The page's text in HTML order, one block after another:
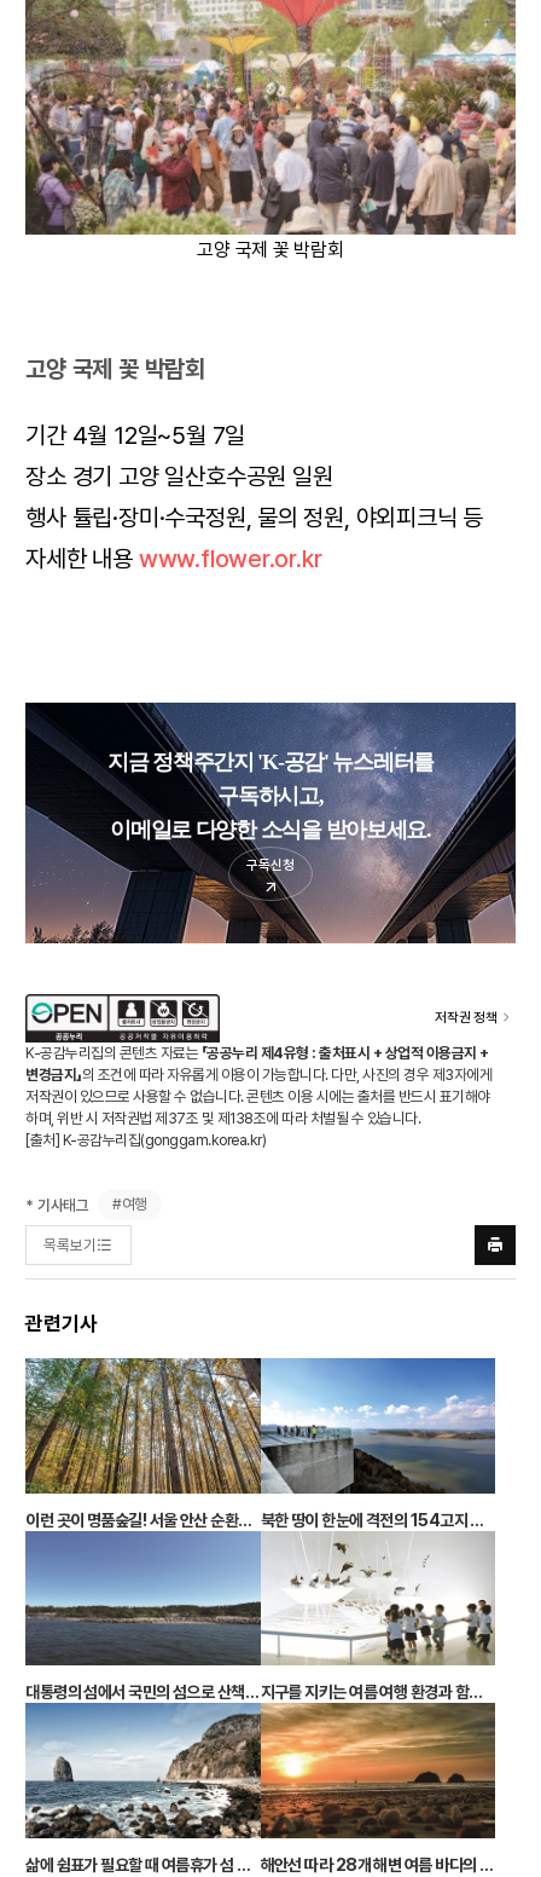
고양 국제 꽃 박람회
고양 국제 꽃 박람회
기간 4월 12일~5월 7일
장소 경기 고양 일산호수공원 일원
행사 튤립·장미·수국정원, 물의 정원, 야외피크닉 등
자세한 내용 www.flower.or.kr
지금 정책주간지 'K-공감' 뉴스레터를
구독하시고,
이메일로 다양한 소식을 받아보세요.
구독신청
저작권 정책
K-공감누리집의 콘텐츠 자료는 「공공누리 제4유형 : 출처표시 + 상업적 이용금지 +
변경금지」의 조건에 따라 자유롭게 이용이 가능합니다. 다만, 사진의 경우 제3자에게
저작권이 있으므로 사용할 수 없습니다. 콘텐츠 이용 시에는 출처를 반드시 표기해야
하며, 위반 시 저작권법 제37조 및 제138조에 따라 처벌될 수 있습니다.
[출처] K-공감누리집(gonggam.korea.kr)
* 기사태그 #여행
목록보기
프린트
하기
관련기사
이런 곳이 명품숲길! 서울 안산 순환형 무장애 자락길, 함께 걸어볼까요? 북한 땅이 한눈에 격전의 154고지 생태·평화의 공원으로
대통령의 섬에서 국민의 섬으로 산책로 따라 천혜의 비경이 지구를 지키는 여름 여행 환경과 함께하는 ‘소담휴’ 떠나볼까?
삶에 쉼표가 필요할 때 여름휴가 섬 5곳 해안선 따라 28개 해변 여름 바다의 일몰에 취하다